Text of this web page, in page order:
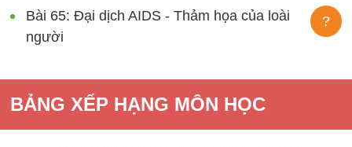
Bài 65: Đại dịch AIDS - Thảm họa của loài
người
?
BẢNG XẾP HẠNG MÔN HỌC